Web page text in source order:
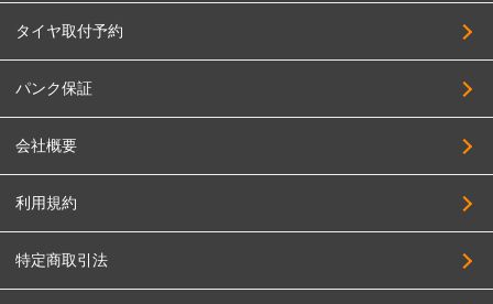
タイヤ取付予約
パンク保証
会社概要
利用規約
特定商取引法